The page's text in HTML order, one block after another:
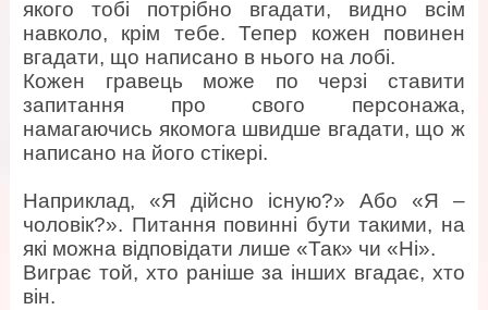
якого тобі потрібно вгадати, видно всім
навколо, крім тебе. Тепер кожен повинен
вгадати, що написано в нього на лобі.
Кожен гравець може по черзі ставити
запитання про свого перcонажа,
намагаючись якомога швидше вгадати, що ж
написано на його стікері.
Наприклад, «Я дійсно існую?» Або «Я –
чоловік?». Питання повинні бути такими, на
які можна відповідати лише «Так» чи «Ні».
Виграє той, хто раніше за інших вгадає, хто
він.